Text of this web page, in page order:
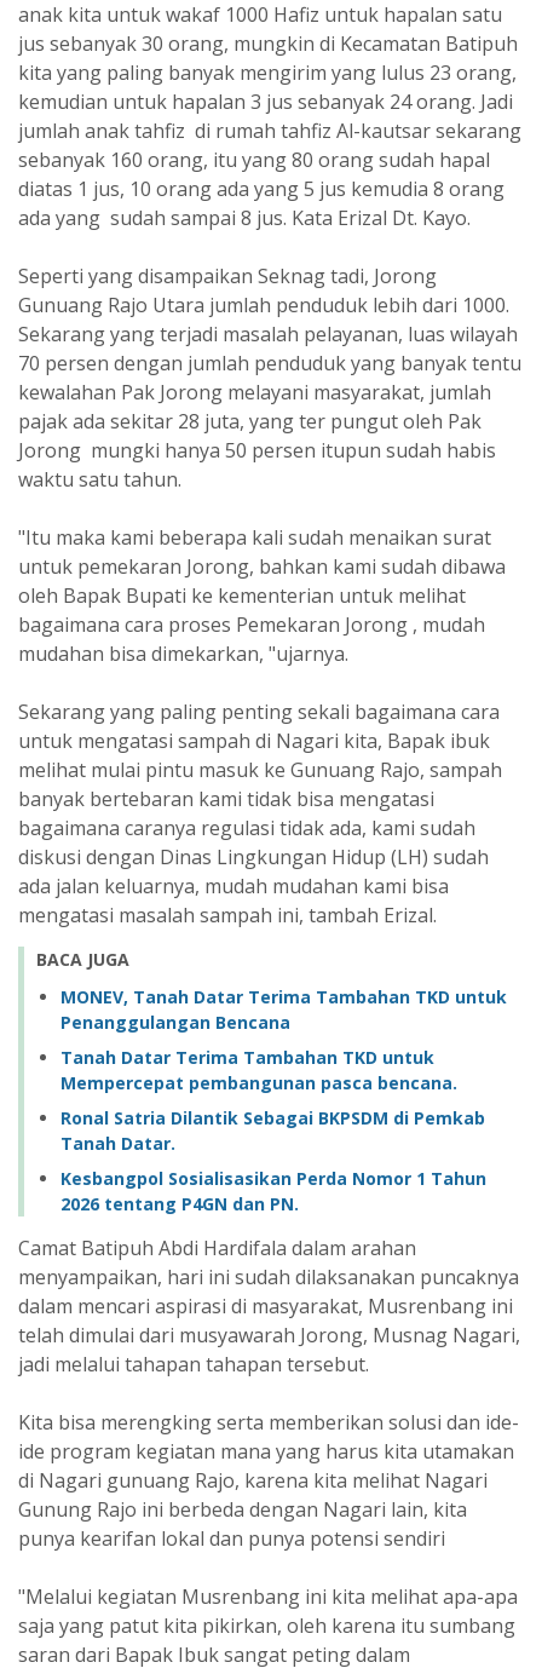
anak kita untuk wakaf 1000 Hafiz untuk hapalan satu
jus sebanyak 30 orang, mungkin di Kecamatan Batipuh
kita yang paling banyak mengirim yang lulus 23 orang,
kemudian untuk hapalan 3 jus sebanyak 24 orang. Jadi
jumlah anak tahfiz di rumah tahfiz Al-kautsar sekarang
sebanyak 160 orang, itu yang 80 orang sudah hapal
diatas 1 jus, 10 orang ada yang 5 jus kemudia 8 orang
ada yang sudah sampai 8 jus. Kata Erizal Dt. Kayo.
Seperti yang disampaikan Seknag tadi, Jorong
Gunuang Rajo Utara jumlah penduduk lebih dari 1000.
Sekarang yang terjadi masalah pelayanan, luas wilayah
70 persen dengan jumlah penduduk yang banyak tentu
kewalahan Pak Jorong melayani masyarakat, jumlah
pajak ada sekitar 28 juta, yang ter pungut oleh Pak
Jorong mungki hanya 50 persen itupun sudah habis
waktu satu tahun.
"Itu maka kami beberapa kali sudah menaikan surat
untuk pemekaran Jorong, bahkan kami sudah dibawa
oleh Bapak Bupati ke kementerian untuk melihat
bagaimana cara proses Pemekaran Jorong , mudah
mudahan bisa dimekarkan, "ujarnya.
Sekarang yang paling penting sekali bagaimana cara
untuk mengatasi sampah di Nagari kita, Bapak ibuk
melihat mulai pintu masuk ke Gunuang Rajo, sampah
banyak bertebaran kami tidak bisa mengatasi
bagaimana caranya regulasi tidak ada, kami sudah
diskusi dengan Dinas Lingkungan Hidup (LH) sudah
ada jalan keluarnya, mudah mudahan kami bisa
mengatasi masalah sampah ini, tambah Erizal.
BACA JUGA
MONEV, Tanah Datar Terima Tambahan TKD untuk
Penanggulangan Bencana
Tanah Datar Terima Tambahan TKD untuk
Mempercepat pembangunan pasca bencana.
Ronal Satria Dilantik Sebagai BKPSDM di Pemkab
Tanah Datar.
Kesbangpol Sosialisasikan Perda Nomor 1 Tahun
2026 tentang P4GN dan PN.
Camat Batipuh Abdi Hardifala dalam arahan
menyampaikan, hari ini sudah dilaksanakan puncaknya
dalam mencari aspirasi di masyarakat, Musrenbang ini
telah dimulai dari musyawarah Jorong, Musnag Nagari,
jadi melalui tahapan tahapan tersebut.
Kita bisa merengking serta memberikan solusi dan ide-
ide program kegiatan mana yang harus kita utamakan
di Nagari gunuang Rajo, karena kita melihat Nagari
Gunung Rajo ini berbeda dengan Nagari lain, kita
punya kearifan lokal dan punya potensi sendiri
"Melalui kegiatan Musrenbang ini kita melihat apa-apa
saja yang patut kita pikirkan, oleh karena itu sumbang
saran dari Bapak Ibuk sangat peting dalam